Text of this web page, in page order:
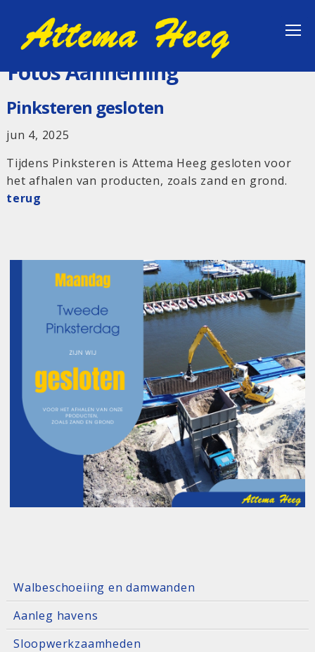
Fotos Aanneming
Pinksteren gesloten
jun 4, 2025
Tijdens Pinksteren is Attema Heeg gesloten voor
het afhalen van producten, zoals zand en grond.
terug
Walbeschoeiing en damwanden
Aanleg havens
Sloopwerkzaamheden